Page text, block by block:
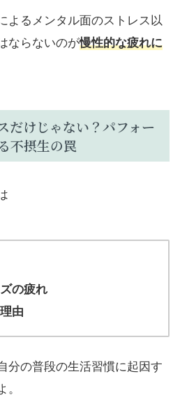
よるメンタル面のストレス以
ならないのが慢性的な疲れに
だけじゃない？パフォー
不摂生の罠
の疲れ
由
分の普段の生活習慣に起因す